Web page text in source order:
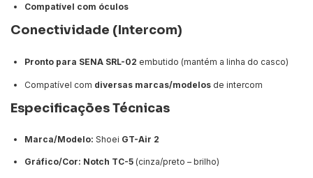
Compatível com óculos
Conectividade (Intercom)
Pronto para SENA SRL-02 embutido (mantém a linha do casco)
Compatível com diversas marcas/modelos de intercom
Especificações Técnicas
Marca/Modelo: Shoei GT-Air 2
Gráfico/Cor: Notch TC-5 (cinza/preto – brilho)